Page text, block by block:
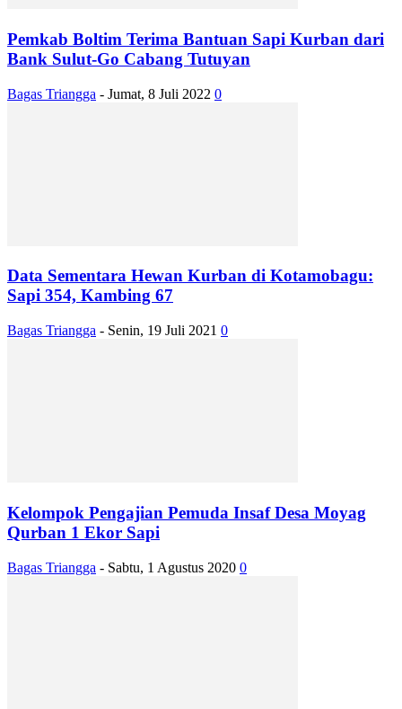
Pemkab Boltim Terima Bantuan Sapi Kurban dari
Bank Sulut-Go Cabang Tutuyan
Bagas Triangga - Jumat, 8 Juli 2022 0
Data Sementara Hewan Kurban di Kotamobagu:
Sapi 354, Kambing 67
Bagas Triangga - Senin, 19 Juli 2021 0
Kelompok Pengajian Pemuda Insaf Desa Moyag
Qurban 1 Ekor Sapi
Bagas Triangga - Sabtu, 1 Agustus 2020 0